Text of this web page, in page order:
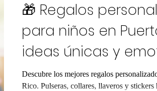
🎁 Regalos
para niños en
ideas únicas y
cumpleaños
Descubre los mejores regalos
Rico. Pulseras, collares, llaveros y stickers